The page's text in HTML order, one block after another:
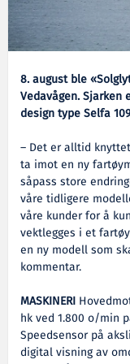
8. august ble
Vedavågen. Sjarken
design type Selfa
– Det er alltid
ta imot en ny
såpass store
våre tidligere
våre kunder for å
vektlegges i et
en ny modell som
kommentar.
MASKINERI
hk ved 1.800 o/min
Speedsensor på
digital visning av